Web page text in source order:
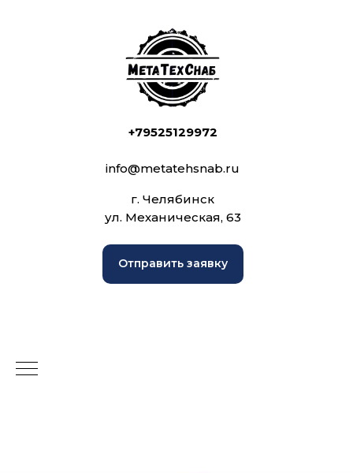
+79525129972
info@metatehsnab.ru
г. Челябинск
ул. Механическая, 63
Отправить заявку